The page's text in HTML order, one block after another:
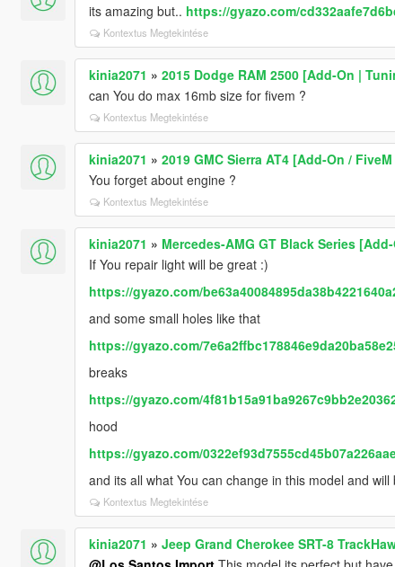
its amazing but.. https://gyazo.com/
Kontextus Megtekintése
kinia2071 » 2015 Dodge RAM 2500 [Add-On |
can You do max 16mb size for fivem ?
Kontextus Megtekintése
kinia2071 » 2019 GMC Sierra AT4 [Add-On /
You forget about engine ?
Kontextus Megtekintése
kinia2071 » Mercedes-AMG GT Black Series
If You repair light will be great :)
https://gyazo.com/
and some small holes like that
https://gyazo.com/
breaks
https://gyazo.com/
hood
https://gyazo.com/
and its all what You can change in this model and will
Kontextus Megtekintése
kinia2071 » Jeep Grand Cherokee SRT-8